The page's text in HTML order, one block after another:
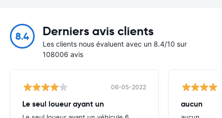
8.4 Derniers avis clients
Les clients nous évaluent avec un 8.4/10 sur
108006 avis
06-05-2022
Le seul loueur ayant un aucun